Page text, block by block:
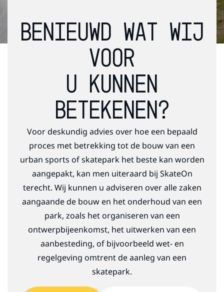
BENIEUWD WAT WIJ
VOOR
U KUNNEN
BETEKENEN?
Voor deskundig advies over hoe een bepaald
proces met betrekking tot de bouw van een
urban sports of skatepark het beste kan worden
aangepakt, kan men uiteraard bij SkateOn
terecht. Wij kunnen u adviseren over alle zaken
aangaande de bouw en het onderhoud van een
park, zoals het organiseren van een
ontwerpbijeenkomst, het uitwerken van een
aanbesteding, of bijvoorbeeld wet- en
regelgeving omtrent de aanleg van een
skatepark.